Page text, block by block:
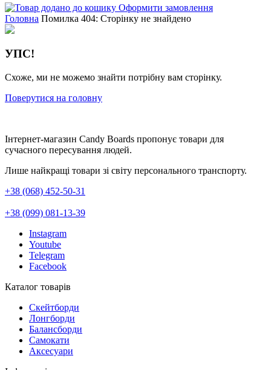
Оформити замовлення
Головна Помилка 404: Сторінку не знайдено
УПС!
Схоже, ми не можемо знайти потрібну вам сторінку.
Поверутися на головну
Інтернет-магазин Candy Boards пропонує товари для
сучасного пересування людей.
Лише найкращі товари зі світу персонального транспорту.
+38 (068) 452-50-31
+38 (099) 081-13-39
Instagram
Youtube
Telegram
Facebook
Каталог товарів
Скейтборди
Лонгборди
Балансборди
Самокати
Аксесуари